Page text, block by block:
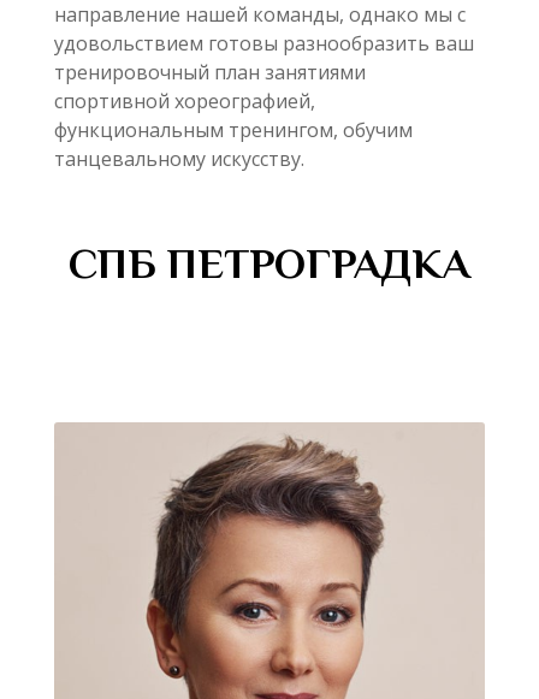
направление нашей команды, однако мы с
удовольствием готовы разнообразить ваш
тренировочный план занятиями
спортивной хореографией,
функциональным тренингом, обучим
танцевальному искусству.
СПБ ПЕТРОГРАДКА